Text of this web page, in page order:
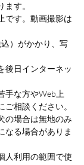
す。
です。動画撮影は
）がかかり、写
後日インターネッ
手な方やWeb上
相談ください。
の場合は無地のみ
なる場合がありま
人利用の範囲で使